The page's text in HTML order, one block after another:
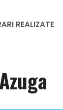
REALIZATE